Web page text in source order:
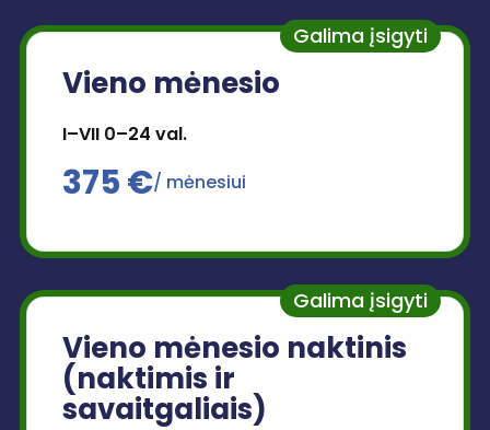
Galima įsigyti
Vieno mėnesio
I–VII 0–24 val.
375 €/ mėnesiui
Galima įsigyti
Vieno mėnesio naktinis
(naktimis ir
savaitgaliais)